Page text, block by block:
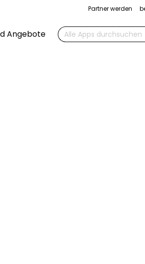
Partner werden
Angebote Suchen